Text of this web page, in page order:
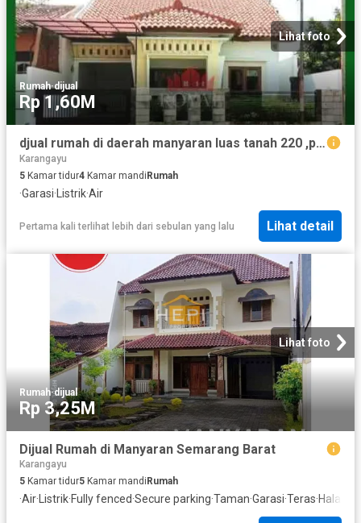
Lihat foto
Rumah·dijual
Rp 1,60M
djual rumah di daerah manyaran luas tanah 220 ,pasti murah
Karangayu
5 Kamar tidur4 Kamar mandiRumah
·Garasi· Listrik·Air
Pertama kali terlihat lebih dari sebulan yang lalu Lihat detail
Lihat foto
Rumah·dijual
Rp 3,25M
Dijual Rumah di Manyaran Semarang Barat
Karangayu
5 Kamar tidur5 Kamar mandi Rumah
·Air·Listrik·Fully fenced·Secure parking·Taman·Garasi·Teras·